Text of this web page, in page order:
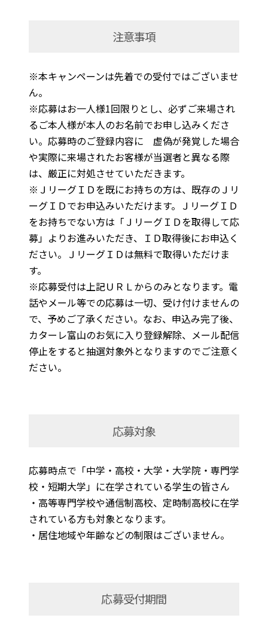
注意事項
※本キャンペーンは先着での受付ではございませ
ん。
※応募はお一人様1回限りとし、必ずご来場され
るご本人様が本人のお名前でお申し込みくださ
い。応募時のご登録内容に 虚偽が発覚した場合
や実際に来場されたお客様が当選者と異なる際
は、厳正に対処させていただきます。
※ＪリーグＩＤを既にお持ちの方は、既存のＪリ
ーグＩＤでお申込みいただけます。ＪリーグＩＤ
をお持ちでない方は「ＪリーグＩＤを取得して応
募」よりお進みいただき、ＩＤ取得後にお申込く
ださい。ＪリーグＩＤは無料で取得いただけま
す。
※応募受付は上記ＵＲＬからのみとなります。電
話やメール等での応募は一切、受け付けませんの
で、予めご了承ください。なお、申込み完了後、
カターレ富山のお気に入り登録解除、メール配信
停止をすると抽選対象外となりますのでご注意く
ださい。
応募対象
応募時点で「中学・高校・大学・大学院・専門学
校・短期大学」に在学されている学生の皆さん
・高等専門学校や通信制高校、定時制高校に在学
されている方も対象となります。
・居住地域や年齢などの制限はございません。
応募受付期間